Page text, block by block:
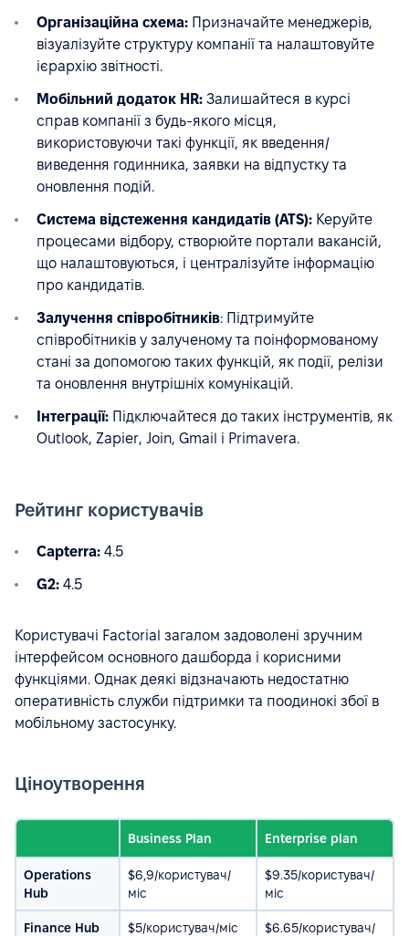
Організаційна схема: Призначайте менеджерів,
візуалізуйте структуру компанії та налаштовуйте
ієрархію звітності.
Мобільний додаток HR: Залишайтеся в курсі
справ компанії з будь-якого місця,
використовуючи такі функції, як введення/
виведення годинника, заявки на відпустку та
оновлення подій.
Система відстеження кандидатів (ATS): Керуйте
процесами відбору, створюйте портали вакансій,
що налаштовуються, і централізуйте інформацію
про кандидатів.
Залучення співробітників: Підтримуйте
співробітників у залученому та поінформованому
стані за допомогою таких функцій, як події, релізи
та оновлення внутрішніх комунікацій.
Інтеграції: Підключайтеся до таких інструментів, як
Outlook, Zapier, Join, Gmail і Primavera.
Рейтинг користувачів
Capterra: 4.5
G2: 4.5
Користувачі Factorial загалом задоволені зручним
інтерфейсом основного дашборда і корисними
функціями. Однак деякі відзначають недостатню
оперативність служби підтримки та поодинокі збої в
мобільному застосунку.
Ціноутворення
Business Plan Enterprise plan
Operations
Hub
$6,9/користувач/
міс
$9.35/користувач/
міс
Finance Hub $5/користувач/міс
$6.65/користувач/